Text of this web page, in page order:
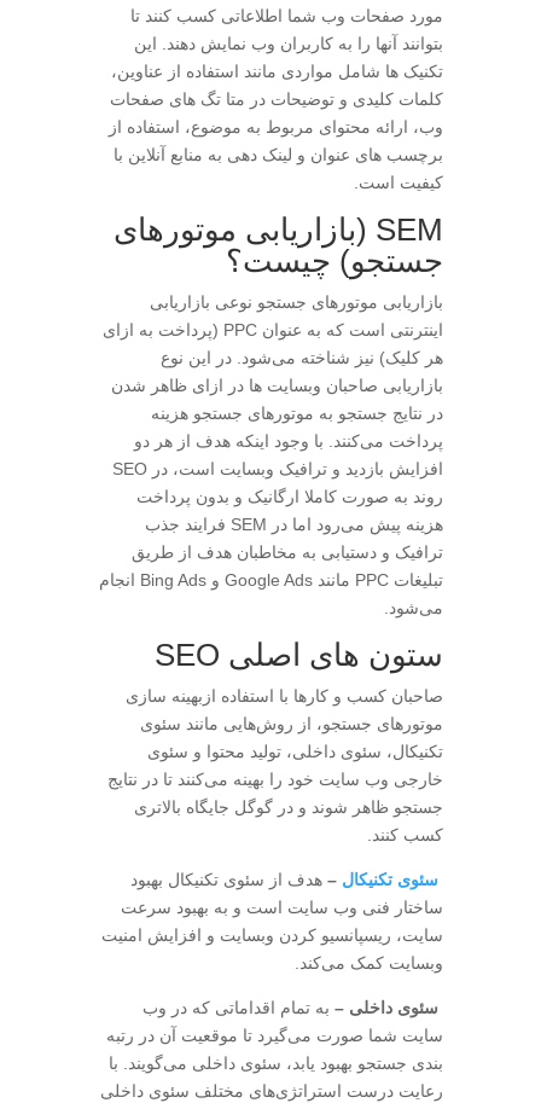
مورد صفحات وب شما اطلاعاتی کسب کنند تا
بتوانند آنها را به کاربران وب نمایش دهند. این
تکنیک ها شامل مواردی مانند استفاده از عناوین،
کلمات کلیدی و توضیحات در متا تگ های صفحات
وب، ارائه محتوای مربوط به موضوع، استفاده از
برچسب های عنوان و لینک دهی به منابع آنلاین با
کیفیت است.
SEM (بازاریابی موتورهای
جستجو) چیست؟
بازاریابی موتور‌‌‌‌‌‌های جستجو نوعی بازاریابی
اینترنتی است که به عنوان PPC (پرداخت به ازای
هر کلیک) نیز شناخته می‌شود. در این نوع
بازاریابی صاحبان وبسایت ها در ازای ظاهر شدن
در نتایج جستجو به موتورهای جستجو هزینه
پرداخت می‌کنند. با وجود اینکه هدف از هر دو
افزایش بازدید و ترافیک وبسایت است، در SEO
روند به صورت کاملا ارگانیک و بدون پرداخت
هزینه پیش می‌رود اما در SEM فرایند جذب
ترافیک و دستیابی به مخاطبان هدف از طریق
تبلیغات PPC مانند Google Ads و Bing Ads انجام
می‌‌شود.
ستون های اصلی SEO
صاحبان کسب و کارها با استفاده ازبهینه سازی
موتورهای جستجو، از روش‌هایی مانند سئوی
تکنیکال، سئوی داخلی، تولید محتوا و سئوی
خارجی وب سایت خود را بهینه می‌کنند تا در نتایج
جستجو ظاهر شوند و در گوگل جایگاه بالاتری
کسب کنند.
سئوی تکنیکال –هدف از سئوی تکنیکال بهبود
ساختار فنی وب سایت است و به بهبود سرعت
سایت، ریسپانسیو کردن وبسایت و افزایش امنیت
وبسایت کمک می‌کند.
سئوی داخلی –به تمام اقداماتی که در وب
سایت شما صورت می‌گیرد تا موقعیت آن در رتبه
بندی جستجو بهبود یابد، سئوی داخلی می‌گویند. با
رعایت درست استراتژی‌های مختلف سئوی داخلی